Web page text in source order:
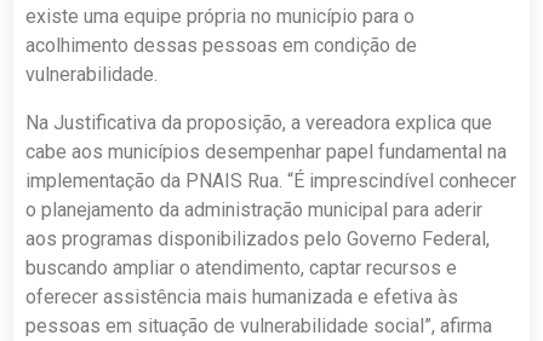
existe uma equipe própria no município para o
acolhimento dessas pessoas em condição de
vulnerabilidade.
Na Justificativa da proposição, a vereadora explica que
cabe aos municípios desempenhar papel fundamental na
implementação da PNAIS Rua. “É imprescindível conhecer
o planejamento da administração municipal para aderir
aos programas disponibilizados pelo Governo Federal,
buscando ampliar o atendimento, captar recursos e
oferecer assistência mais humanizada e efetiva às
pessoas em situação de vulnerabilidade social”, afirma